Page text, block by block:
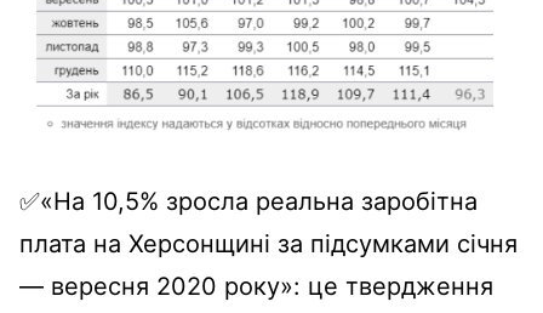
✅«На 10,5% зросла реальна заробітна
плата на Херсонщині за підсумками січня
— вересня 2020 року»: це твердження